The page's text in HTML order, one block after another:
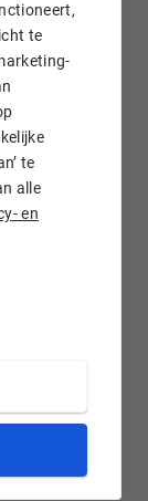
te
te
alle
en
naam
op een
sociale